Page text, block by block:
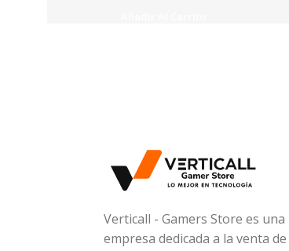
Verticall - Gamers Store es una
empresa dedicada a la venta de